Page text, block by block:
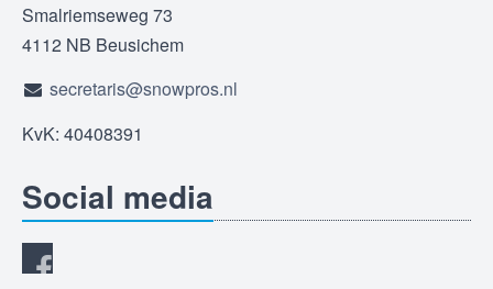
Smalriemseweg 73
4112 NB Beusichem
secretaris@snowpros.nl
KvK: 40408391
Social media